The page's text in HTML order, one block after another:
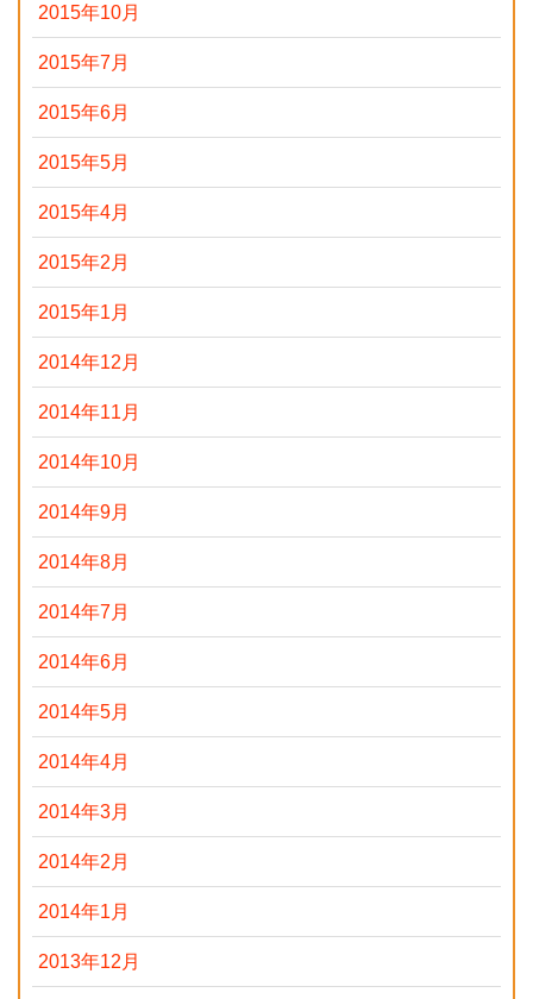
2015年10月
2015年7月
2015年6月
2015年5月
2015年4月
2015年2月
2015年1月
2014年12月
2014年11月
2014年10月
2014年9月
2014年8月
2014年7月
2014年6月
2014年5月
2014年4月
2014年3月
2014年2月
2014年1月
2013年12月